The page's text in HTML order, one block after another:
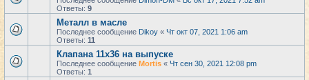
Ответы: 9
Металл в масле
Последнее сообщение Dikoy « Чт окт 07, 2021 1:06 am
Ответы: 11
Клапана 11х36 на выпуске
Последнее сообщение Mortis « Чт сен 30, 2021 12:08 pm
Ответы: 1